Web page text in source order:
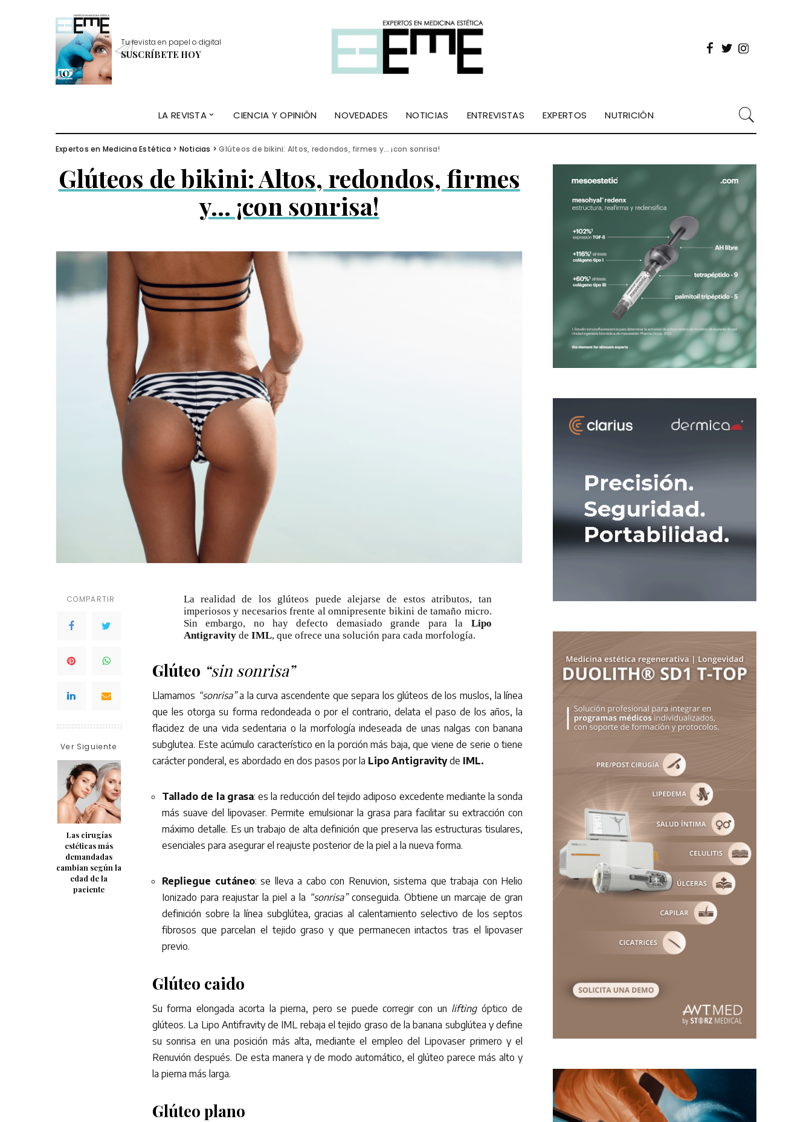
Tu revista en papel o digital
SUSCRÍBETE HOY
LA REVISTA CIENCIA Y OPINIÓN NOVEDADES NOTICIAS ENTREVISTAS EXPERTOS NUTRICIÓN
Expertos en Medicina Estética > Noticias >Glúteos de bikini: Altos, redondos, firmes y… ¡con sonrisa!
Glúteos de bikini: Altos, redondos, firmes
y… ¡con sonrisa!
COMPARTIR
Ver Siguiente
Las cirugías
estéticas más
demandadas
cambian según la
edad de la
paciente
La realidad de los glúteos puede alejarse de estos atributos, tan
imperiosos y necesarios frente al omnipresente bikini de tamaño micro.
Sin embargo, no hay defecto demasiado grande para la Lipo
Antigravityde IML, que ofrece una solución para cada morfología.
Glúteo “sin sonrisa”
Llamamos “sonrisa”a la curva ascendente que separa los glúteos de los muslos, la línea
que les otorga su forma redondeada o por el contrario, delata el paso de los años, la
flacidez de una vida sedentaria o la morfología indeseada de unas nalgas con banana
subglutea. Este acúmulo característico en la porción más baja, que viene de serie o tiene
carácter ponderal, es abordado en dos pasos por la Lipo Antigravityde IML.
Tallado de la grasa: es la reducción del tejido adiposo excedente mediante la sonda
más suave del lipovaser. Permite emulsionar la grasa para facilitar su extracción con
máximo detalle. Es un trabajo de alta definición que preserva las estructuras tisulares,
esenciales para asegurar el reajuste posterior de la piel a la nueva forma.
Repliegue cutáneo: se lleva a cabo con Renuvion, sistema que trabaja con Helio
Ionizado para reajustar la piel a la “sonrisa” conseguida. Obtiene un marcaje de gran
definición sobre la línea subglútea, gracias al calentamiento selectivo de los septos
fibrosos que parcelan el tejido graso y que permanecen intactos tras el lipovaser
previo.
Glúteo caido
Su forma elongada acorta la pierna, pero se puede corregir con un liftingóptico de
glúteos. La Lipo Antifravity de IML rebaja el tejido graso de la banana subglútea y define
su sonrisa en una posición más alta, mediante el empleo del Lipovaser primero y el
Renuvión después. De esta manera y de modo automático, el glúteo parece más alto y
la pierna más larga.
Glúteo plano